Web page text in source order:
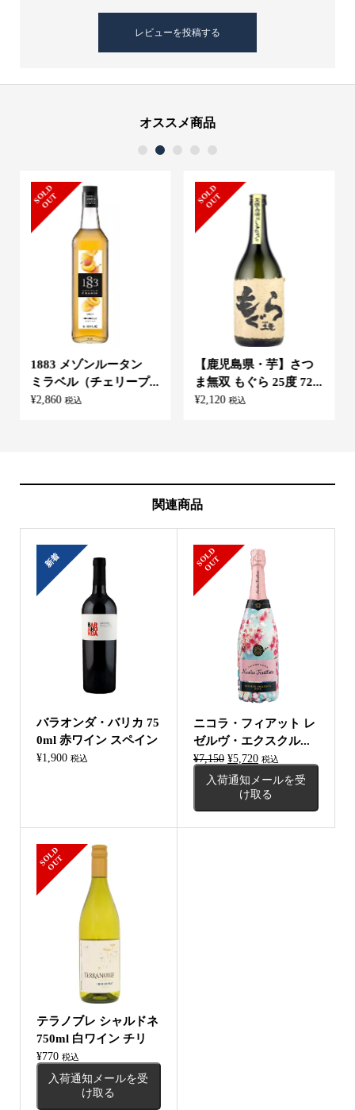
オススメ商品
S
O
L
D
O
U
T
1883 メゾンルータン
ミラベル（チェリープ...
¥2,860 税込
S
O
L
D
O
U
T
【鹿児島県・芋】さつ
ま無双 もぐら 25度 72...
¥2,120 税込
2
関連商品
新着
バラオンダ・バリカ 75
0ml 赤ワイン スペイン
¥1,900 税込
S
O
L
D
O
U
T
ニコラ・フィアット レ
ゼルヴ・エクスクル...
¥7,150 元
の
¥5,720現
在
の
税込
入荷通知メールを受
け取る
S
O
L
D
O
U
T
テラノブレ シャルドネ
750ml 白ワイン チリ
¥770 税込
入荷通知メールを受
け取る